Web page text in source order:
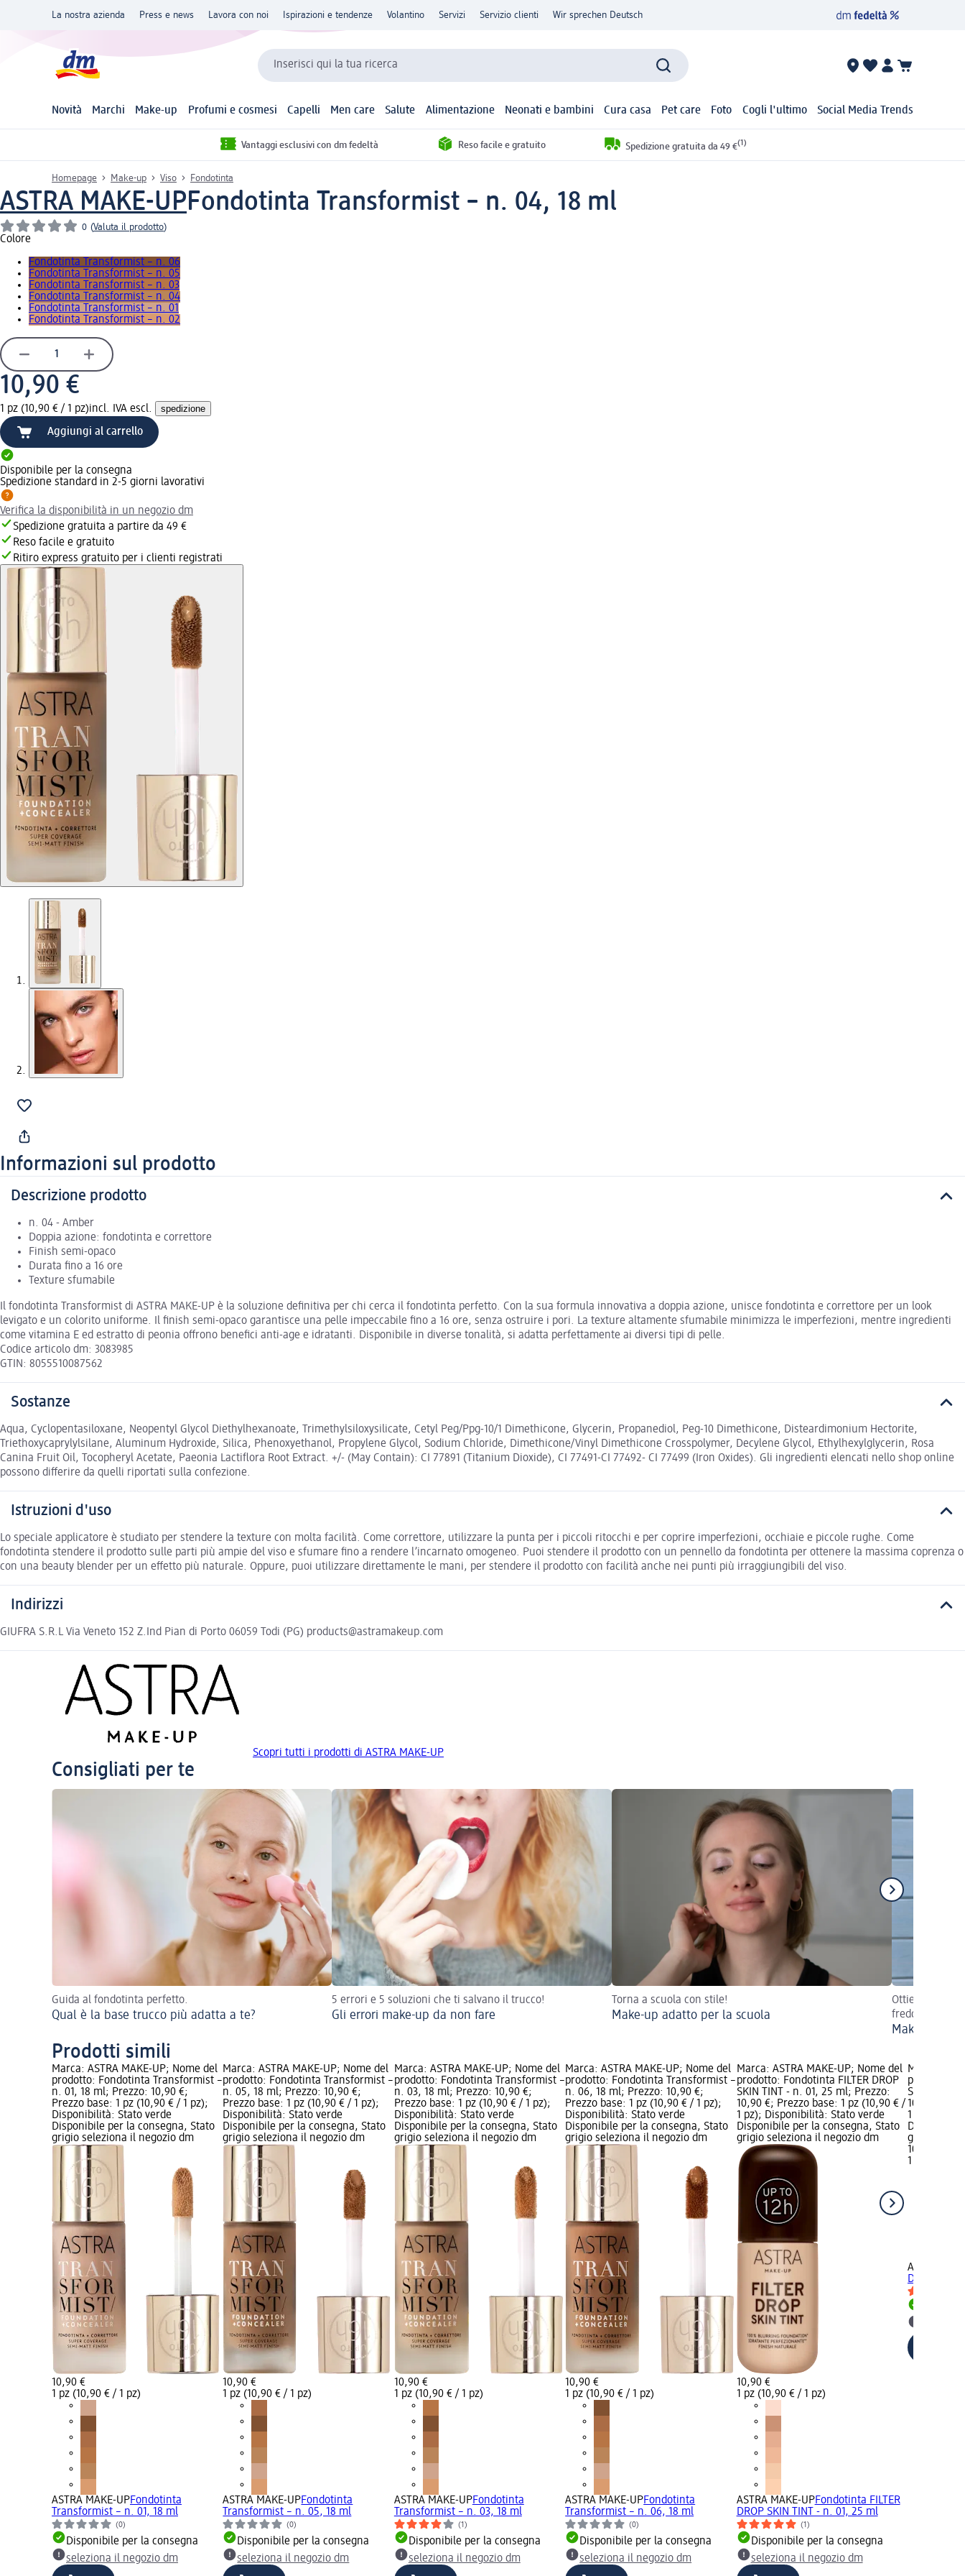
La nostra azienda Press e news Lavora con noi Ispirazioni e tendenze Volantino Servizi Servizio clienti Wir sprechen Deutsch
Inserisci qui la tua ricerca
Novità Marchi Make-up Profumi e cosmesi Capelli Men care Salute Alimentazione Neonati e bambini Cura casa Pet care Foto Cogli l'ultimo Social Media Trends
Vantaggi esclusivi con dm fedeltà Reso facile e gratuito Spedizione gratuita da 49 €(1)
Homepage Make-up Viso Fondotinta
ASTRA MAKE-UPFondotinta Transformist – n. 04, 18 ml
0 (Valuta il prodotto)
Colore
Fondotinta Transformist – n. 06
Fondotinta Transformist – n. 05
Fondotinta Transformist – n. 03
Fondotinta Transformist – n. 04
Fondotinta Transformist – n. 01
Fondotinta Transformist – n. 02
10,90 €
1 pz (10,90 € / 1 pz)incl. IVA escl. spedizione
Aggiungi al carrello
Disponibile per la consegna
Spedizione standard in 2-5 giorni lavorativi
Verifica la disponibilità in un negozio dm
Spedizione gratuita a partire da 49 €
Reso facile e gratuito
Ritiro express gratuito per i clienti registrati
Informazioni sul prodotto
Descrizione prodotto
n. 04 - Amber
Doppia azione: fondotinta e correttore
Finish semi-opaco
Durata fino a 16 ore
Texture sfumabile
Il fondotinta Transformist di ASTRA MAKE-UP è la soluzione definitiva per chi cerca il fondotinta perfetto. Con la sua formula innovativa a doppia azione, unisce fondotinta e correttore per un look
levigato e un colorito uniforme. Il finish semi-opaco garantisce una pelle impeccabile fino a 16 ore, senza ostruire i pori. La texture altamente sfumabile minimizza le imperfezioni, mentre ingredienti
come vitamina E ed estratto di peonia offrono benefici anti-age e idratanti. Disponibile in diverse tonalità, si adatta perfettamente ai diversi tipi di pelle.
Codice articolo dm: 3083985
GTIN: 8055510087562
Sostanze
Aqua, Cyclopentasiloxane, Neopentyl Glycol Diethylhexanoate, Trimethylsiloxysilicate, Cetyl Peg/Ppg-10/1 Dimethicone, Glycerin, Propanediol, Peg-10 Dimethicone, Disteardimonium Hectorite,
Triethoxycaprylylsilane, Aluminum Hydroxide, Silica, Phenoxyethanol, Propylene Glycol, Sodium Chloride, Dimethicone/Vinyl Dimethicone Crosspolymer, Decylene Glycol, Ethylhexylglycerin, Rosa
Canina Fruit Oil, Tocopheryl Acetate, Paeonia Lactiflora Root Extract. +/- (May Contain): CI 77891 (Titanium Dioxide), CI 77491-CI 77492- CI 77499 (Iron Oxides). Gli ingredienti elencati nello shop online
possono differire da quelli riportati sulla confezione.
Istruzioni d'uso
Lo speciale applicatore è studiato per stendere la texture con molta facilità. Come correttore, utilizzare la punta per i piccoli ritocchi e per coprire imperfezioni, occhiaie e piccole rughe. Come
fondotinta stendere il prodotto sulle parti più ampie del viso e sfumare fino a rendere l’incarnato omogeneo. Puoi stendere il prodotto con un pennello da fondotinta per ottenere la massima coprenza o
con una beauty blender per un effetto più naturale. Oppure, puoi utilizzare direttamente le mani, per stendere il prodotto con facilità anche nei punti più irraggiungibili del viso.
Indirizzi
GIUFRA S.R.L Via Veneto 152 Z.Ind Pian di Porto 06059 Todi (PG) products@astramakeup.com
Scopri tutti i prodotti di ASTRA MAKE-UP
Consigliati per te
Guida al fondotinta perfetto.
Qual è la base trucco più adatta a te?
5 errori e 5 soluzioni che ti salvano il trucco!
Gli errori make-up da non fare
Torna a scuola con stile!
Make-up adatto per la scuola
Ottieni un
fredde!
Make-up
Prodotti simili
Marca: ASTRA MAKE-UP; Nome del
prodotto: Fondotinta Transformist –
n. 01, 18 ml; Prezzo: 10,90 €;
Prezzo base: 1 pz (10,90 € / 1 pz);
Disponibilità: Stato verde
Disponibile per la consegna, Stato
grigio seleziona il negozio dm
10,90 €
1 pz (10,90 € / 1 pz)
ASTRA MAKE-UPFondotinta
Transformist – n. 01, 18 ml
(0)
Disponibile per la consegna
seleziona il negozio dm
Marca: ASTRA MAKE-UP; Nome del
prodotto: Fondotinta Transformist –
n. 05, 18 ml; Prezzo: 10,90 €;
Prezzo base: 1 pz (10,90 € / 1 pz);
Disponibilità: Stato verde
Disponibile per la consegna, Stato
grigio seleziona il negozio dm
10,90 €
1 pz (10,90 € / 1 pz)
ASTRA MAKE-UPFondotinta
Transformist – n. 05, 18 ml
(0)
Disponibile per la consegna
seleziona il negozio dm
Marca: ASTRA MAKE-UP; Nome del
prodotto: Fondotinta Transformist –
n. 03, 18 ml; Prezzo: 10,90 €;
Prezzo base: 1 pz (10,90 € / 1 pz);
Disponibilità: Stato verde
Disponibile per la consegna, Stato
grigio seleziona il negozio dm
10,90 €
1 pz (10,90 € / 1 pz)
ASTRA MAKE-UPFondotinta
Transformist – n. 03, 18 ml
(1)
Disponibile per la consegna
seleziona il negozio dm
Marca: ASTRA MAKE-UP; Nome del
prodotto: Fondotinta Transformist –
n. 06, 18 ml; Prezzo: 10,90 €;
Prezzo base: 1 pz (10,90 € / 1 pz);
Disponibilità: Stato verde
Disponibile per la consegna, Stato
grigio seleziona il negozio dm
10,90 €
1 pz (10,90 € / 1 pz)
ASTRA MAKE-UPFondotinta
Transformist – n. 06, 18 ml
(0)
Disponibile per la consegna
seleziona il negozio dm
Marca: ASTRA MAKE-UP; Nome del
prodotto: Fondotinta FILTER DROP
SKIN TINT - n. 01, 25 ml; Prezzo:
10,90 €; Prezzo base: 1 pz (10,90 € /
1 pz); Disponibilità: Stato verde
Disponibile per la consegna, Stato
grigio seleziona il negozio dm
10,90 €
1 pz (10,90 € / 1 pz)
ASTRA MAKE-UPFondotinta FILTER
DROP SKIN TINT - n. 01, 25 ml
(1)
Disponibile per la consegna
seleziona il negozio dm
Marca:
prodotto:
SKIN TINT
10,90 €;
1 pz);
Disponibile
grigio
10,90 €
1 pz (10,90
ASTRA
DROP